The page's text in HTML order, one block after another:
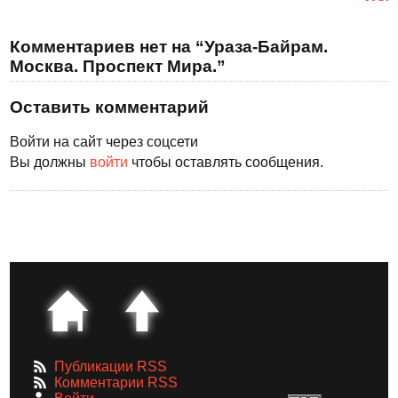
Комментариев нет на “Ураза-Байрам.
Москва. Проспект Мира.”
Оставить комментарий
Войти на сайт через соцсети
Вы должны войти чтобы оставлять сообщения.
Публикации RSS
Комментарии RSS